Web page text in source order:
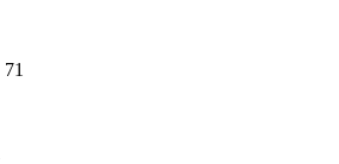
71